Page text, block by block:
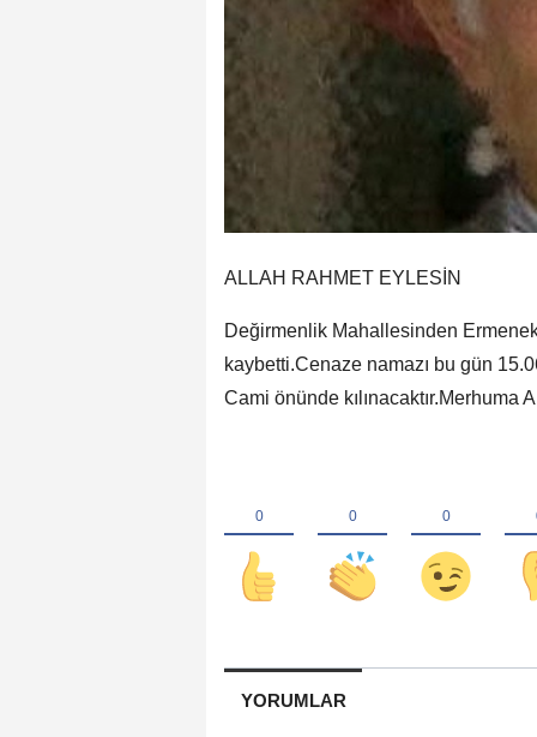
ALLAH RAHMET EYLESİN
Değirmenlik Mahallesinden
kaybetti.Cenaze namazı bu gün
Cami önünde kılınacaktır.Merhuma
YORUMLAR